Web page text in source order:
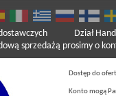
sprzedażą prosimy o
Dział
Dostęp do
Konto mogą